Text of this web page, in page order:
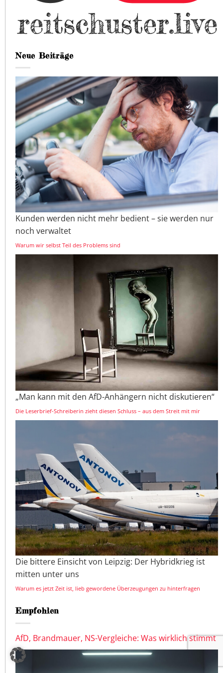
Neue Beiträge
Kunden werden nicht mehr bedient – sie werden nur
noch verwaltet
Warum wir selbst Teil des Problems sind
„Man kann mit den AfD-Anhängern nicht diskutieren“
Die Leserbrief-Schreiberin zieht diesen Schluss – aus dem Streit mit mir
Die bittere Einsicht von Leipzig: Der Hybridkrieg ist
mitten unter uns
Warum es jetzt Zeit ist, lieb gewordene Überzeugungen zu hinterfragen
Empfohlen
AfD, Brandmauer, NS-Vergleiche: Was wirklich stimmt